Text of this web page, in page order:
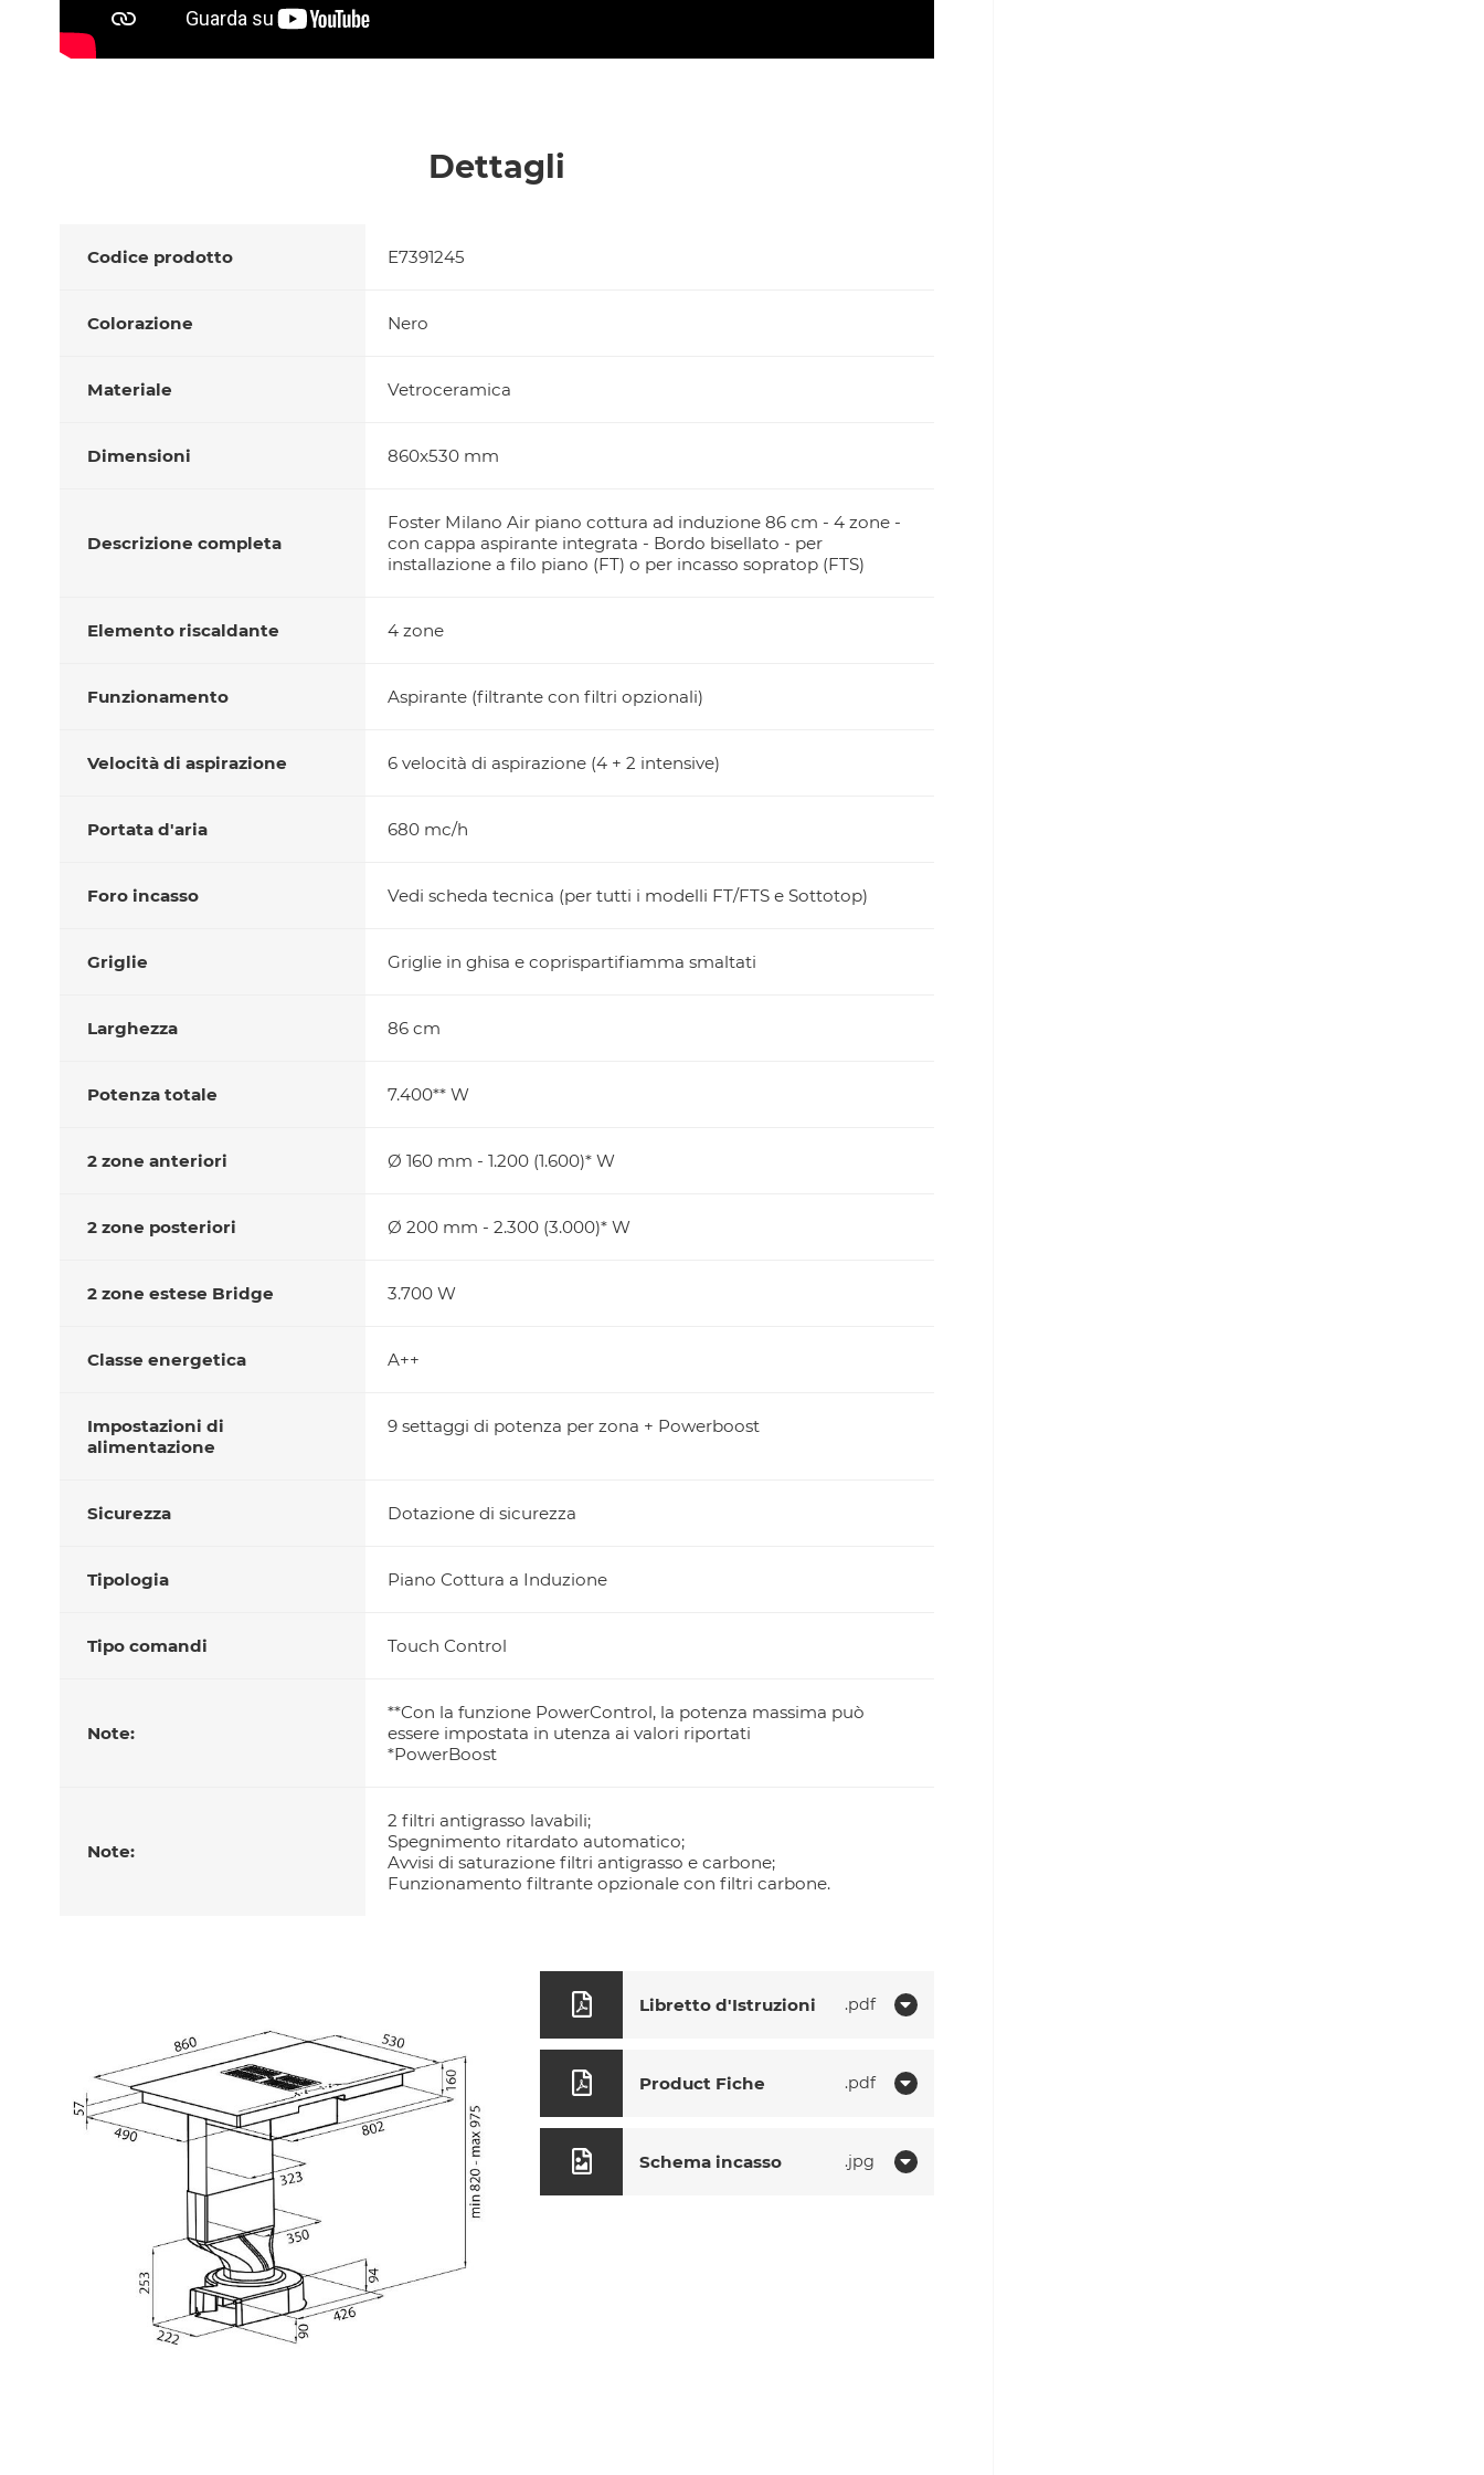
Dettagli
Libretto d'Istruzioni pdf
Product Fiche pdf
Schema incasso jpg
Codice prodotto E7391245
Colorazione Nero
Materiale Vetroceramica
Dimensioni 860x530 mm
Descrizione completa
Foster Milano Air piano cottura ad induzione 86 cm - 4 zone -
con cappa aspirante integrata - Bordo bisellato - per
installazione a filo piano (FT) o per incasso sopratop (FTS)
Elemento riscaldante 4 zone
Funzionamento Aspirante (filtrante con filtri opzionali)
Velocità di aspirazione 6 velocità di aspirazione (4 + 2 intensive)
Portata d'aria 680 mc/h
Foro incasso Vedi scheda tecnica (per tutti i modelli FT/FTS e Sottotop)
Griglie Griglie in ghisa e coprispartifiamma smaltati
Larghezza 86 cm
Potenza totale 7.400** W
2 zone anteriori Ø 160 mm - 1.200 (1.600)* W
2 zone posteriori Ø 200 mm - 2.300 (3.000)* W
2 zone estese Bridge 3.700 W
Classe energetica A++
Impostazioni di
alimentazione
9 settaggi di potenza per zona + Powerboost
Sicurezza Dotazione di sicurezza
Tipologia Piano Cottura a Induzione
Tipo comandi Touch Control
Note:
**Con la funzione PowerControl, la potenza massima può
essere impostata in utenza ai valori riportati
*PowerBoost
Note:
2 filtri antigrasso lavabili;
Spegnimento ritardato automatico;
Avvisi di saturazione filtri antigrasso e carbone;
Funzionamento filtrante opzionale con filtri carbone.